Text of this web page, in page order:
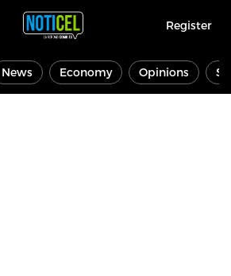
Register
News Economy Opinions